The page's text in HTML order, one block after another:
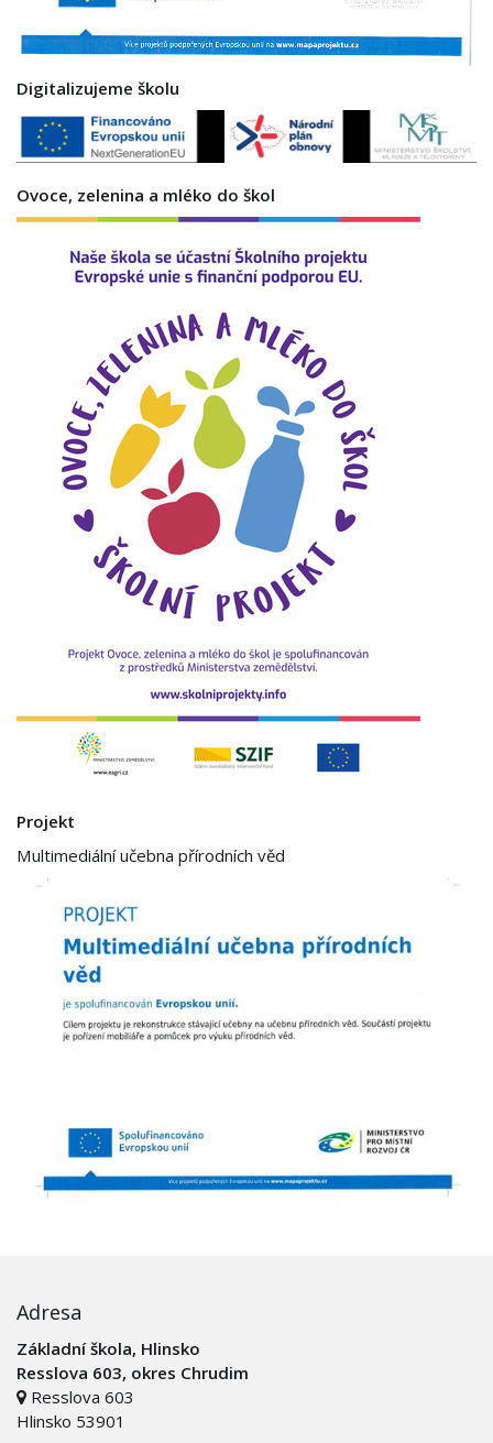
Digitalizujeme školu
Ovoce, zelenina a mléko do škol
Projekt
Multimediální učebna přírodních věd
Adresa
Základní škola, Hlinsko
Resslova 603, okres Chrudim
Resslova 603
Hlinsko 53901